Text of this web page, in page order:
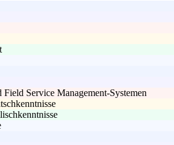
Service Management-Systemen